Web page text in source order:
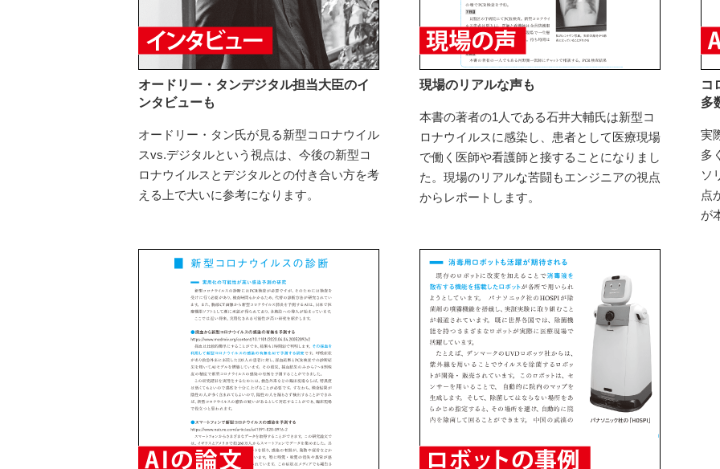
オードリー・タンデジタル担当大臣のイ
ンタビューも
オードリー・タン氏が見る新型コロナウイル
スvs.デジタルという視点は、今後の新型コ
ロナウイルスとデジタルとの付き合い方を考
える上で大いに参考になります。
現場のリアルな声も
本書の著者の1人である石井大輔氏は新型コ
ロナウイルスに感染し、患者として医療現場
で働く医師や看護師と接することになりまし
た。現場のリアルな苦闘もエンジニアの視点
からレポートします。
コ
多
実
多
ソ
点
が